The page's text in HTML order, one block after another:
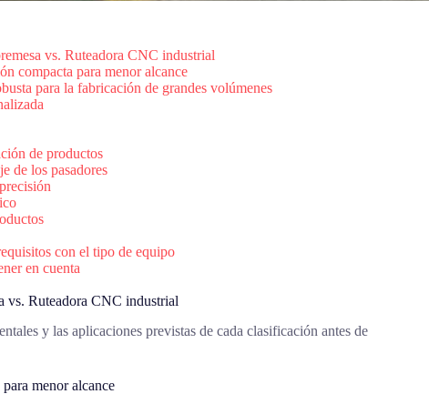
vs. Ruteadora CNC industrial
compacta para menor alcance
para la fabricación de grandes volúmenes
de productos
de los pasadores
con el tipo de equipo
en cuenta
vs. Ruteadora CNC industrial
y las aplicaciones previstas de cada clasificación antes de
menor alcance